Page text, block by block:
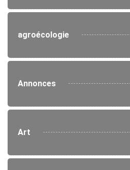
agroécologie
Annonces
Art